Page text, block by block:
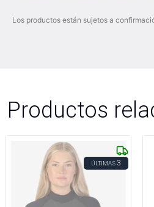
Los productos están sujetos a
Productos
ÚLTIMAS3